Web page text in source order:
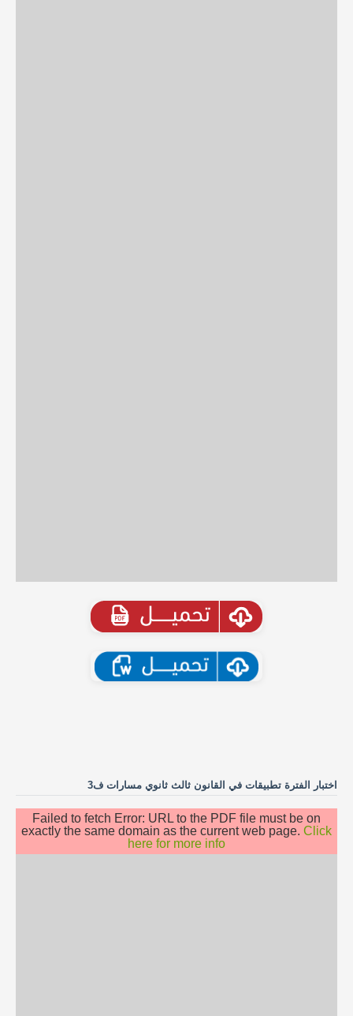
اختبار الفترة تطبيقات في القانون ثالث ثانوي مسارات ف3
Failed to fetch Error: URL to the PDF file must be on
exactly the same domain as the current web page. Click
here for more info